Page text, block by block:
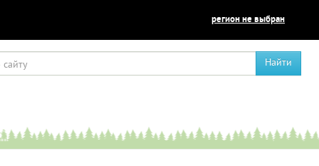
регион не выбран
Найти